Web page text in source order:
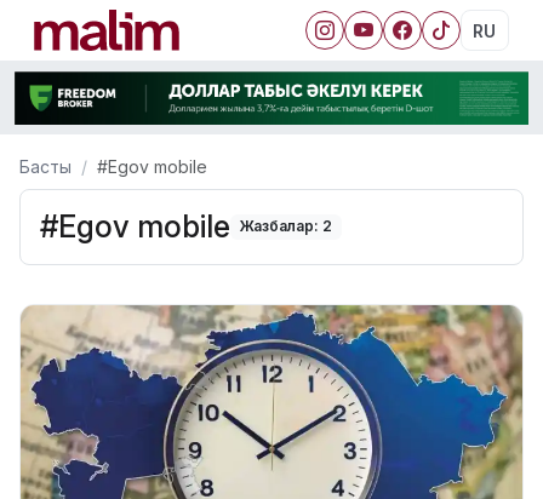
RU
Басты #Egov mobile
#Egov mobile Жазбалар: 2